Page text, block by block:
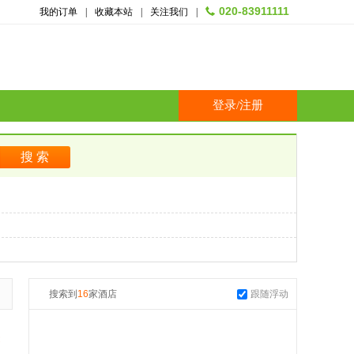
我的订单 收藏本站 关注我们 020-83911111
登录/注册
搜索到 16家酒店 跟随浮动